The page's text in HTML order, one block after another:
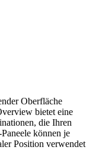
Oberfläche
bietet eine
die Ihren
können je
Position verwendet